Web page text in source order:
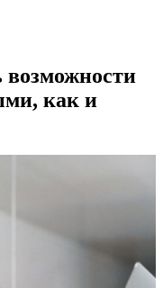
возможности
как и